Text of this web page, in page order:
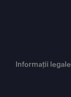
Informații legale